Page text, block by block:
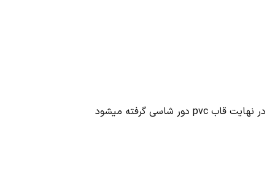
در نهایت قاب pvc دور شاسی گرفته میشود